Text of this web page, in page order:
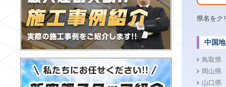
県名をク
中国
鳥取県
岡山県
山口県